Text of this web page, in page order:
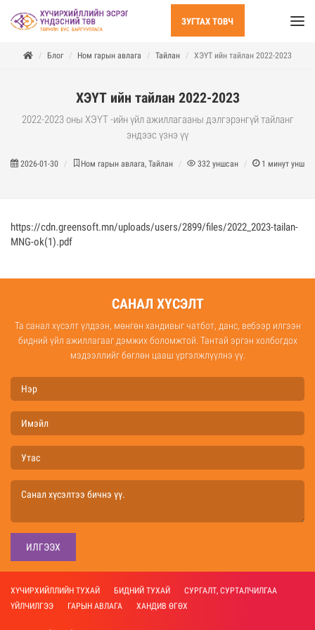
Блог Ном гарын авлага Тайлан ХЭҮТ ийн тайлан 2022-2023
ХЭҮТ ийн тайлан 2022-2023
2022-2023 оны ХЭҮТ -ийн үйл ажиллагааны дэлгэрэнгүй тайланг
эндээс үзнэ үү
2026-01-30 Ном гарын авлага, Тайлан 332 уншсан 1 минут
https://cdn.greensoft.mn/uploads/users/2899/files/2022_2023-tailan-
MNG-ok(1).pdf
ЗУГТАХ ТОВЧ
САНАЛ ХҮСЭЛТ
Та санал хүсэлт үлдээн, мөнгөн хандивыг чатбот, данс, вебээр илгээн
бидний үйл ажиллагааг дэмжих боломжтой. Тантай эргэн холбогдох
мэдээллийг бөглөн цааш үргэлжлүүлнэ үү.
ИЛГЭЭХ
ХҮЧИРХИЙЛЛИЙН ТУХАЙ БИДНИЙ ТУХАЙ
СУРГАЛТ, СУРТАЛЧИЛГАА
ҮЙЛЧИЛГЭЭ
ГАРЫН АВЛАГА ХАНДИВ ӨГӨХ